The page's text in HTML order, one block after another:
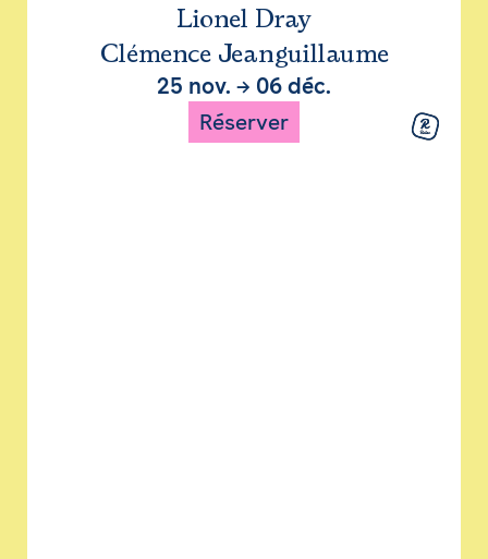
Lionel Dray
Clémence Jeanguillaume
25 nov. → 06 déc.
Réserver